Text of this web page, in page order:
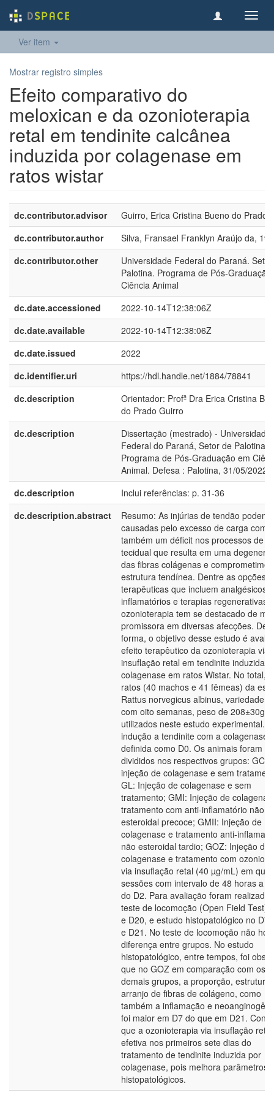
Ver item
Mostrar registro simples
Efeito comparativo do
meloxican e da ozonioterapia
retal em tendinite calcânea
induzida por colagenase em
ratos wistar
dc.contributor.advisor
Guirro, Erica Cristina Bueno do Prado,
dc.contributor.author
Silva, Fransael Franklyn Araújo da,
dc.contributor.other
Universidade Federal do Paraná. Setor
Palotina. Programa de Pós-Graduação
Ciência Animal
dc.date.accessioned
2022-10-14T12:38:06Z
dc.date.available
2022-10-14T12:38:06Z
dc.date.issued
2022
dc.identifier.uri
https://hdl.handle.net/1884/78841
dc.description
Orientador: Profª Dra Erica Cristina
do Prado Guirro
dc.description
Dissertação (mestrado) - Universidade
Federal do Paraná, Setor de Palotina,
Programa de Pós-Graduação em
Animal. Defesa : Palotina, 31/05/2022
dc.description
Inclui referências: p. 31-36
dc.description.abstract
Resumo: As injúrias de tendão podem
causadas pelo excesso de carga como
também um déficit nos processos de
tecidual que resulta em uma
das fibras colágenas e
estrutura tendínea. Dentre as opções
terapêuticas que incluem analgésicos,
inflamatórios e terapias regenerativas,
ozonioterapia tem se destacado de
promissora em diversas afecções.
forma, o objetivo desse estudo é
efeito terapêutico da ozonioterapia via
insuflação retal em tendinite induzida
colagenase em ratos Wistar. No total,
ratos (40 machos e 41 fêmeas) da
Rattus norvegicus albinus, variedade
com oito semanas, peso de 208±30g
utilizados neste estudo experimental. A
indução a tendinite com a colagenase
definida como D0. Os animais foram
divididos nos respectivos grupos: GC:
injeção de colagenase e sem
GL: Injeção de colagenase e sem
tratamento; GMI: Injeção de
tratamento com anti-inflamatório não
esteroidal precoce; GMII: Injeção de
colagenase e tratamento anti-
não esteroidal tardio; GOZ: Injeção de
colagenase e tratamento com
via insuflação retal (40 µg/mL) em
sessões com intervalo de 48 horas a
do D2. Para avaliação foram realizados
teste de locomoção (Open Field Test)
e D20, e estudo histopatológico no D7,
e D21. No teste de locomoção não
diferença entre grupos. No estudo
histopatológico, entre tempos, foi
que no GOZ em comparação com os
demais grupos, a proporção, estrutura
arranjo de fibras de colágeno, como
também a inflamação e
foi maior em D7 do que em D21.
que a ozonioterapia via insuflação
efetiva nos primeiros sete dias do
tratamento de tendinite induzida por
colagenase, pois melhora parâmetros
histopatológicos.